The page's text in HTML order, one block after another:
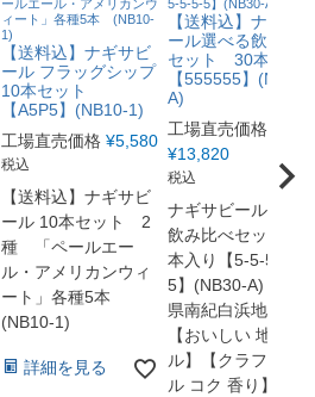
ールエール・アメリカンウ
ィート」各種5本 (NB10-
1)
【送料込】ナギサビ
ール フラッグシップ
10本セット
【A5P5】(NB10-1)
工場直売価格 ¥5,580
税込
【送料込】ナギサビ
ール 10本セット 2
種 「ペールエー
ル・アメリカンウィ
ート」各種5本
(NB10-1)
詳細を見る
5-5-5-5】(NB30-A)
【送料込】ナギサ
ール選べる飲み比
セット 30本入り
【555555】(NB30-
A)
工場直売価格
¥13,820
税込
ナギサビール選べ
飲み比べセット
本入り【5-5-5-5-5-
5】(NB30-A) 和歌
県南紀白浜地ビー
【おいしい 地ビー
ル】【クラフトビ
ル コク 香り】【ビ